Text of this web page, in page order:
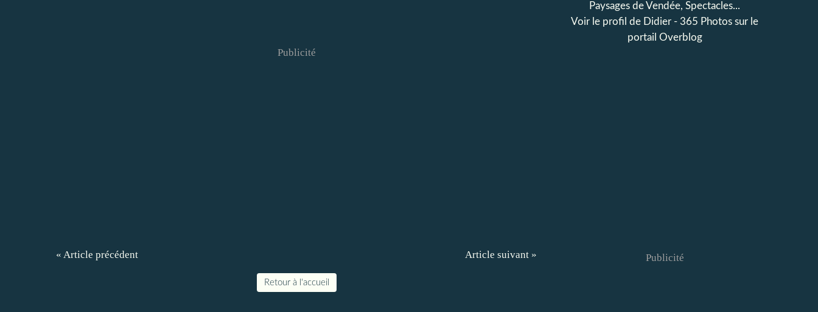
Publicité
« Article précédent Article suivant »
Retour à l'accueil
Paysages de Vendée, Spectacles...
Voir le profil de Didier - 365 Photos sur le
portail Overblog
Publicité